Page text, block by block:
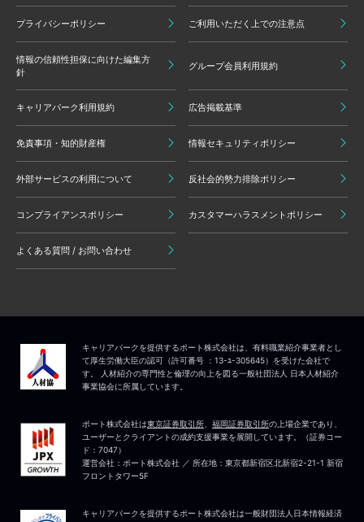
プライバシーポリシー ご利用いただく上での注意点
情報の信頼性担保に向けた編集方
針
グループ会員利用規約
キャリアパーク利用規約 広告掲載基準
免責事項・知的財産権 情報セキュリティポリシー
外部サービスの利用について 反社会的勢力排除ポリシー
コンプライアンスポリシー カスタマーハラスメントポリシー
よくある質問 / お問い合わせ